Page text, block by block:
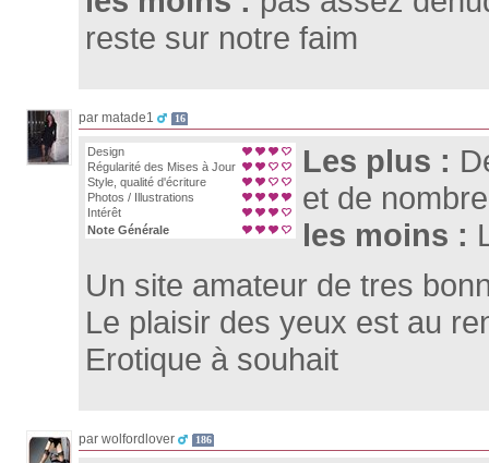
reste sur notre faim
par matade1 16
Design
Régularité des Mises à Jour
Style, qualité d'écriture
Photos / Illustrations
Intérêt
Note Générale
Les plus :
et de
les moins :
Un site amateur de tres
Le plaisir des yeux est au
Erotique à souhait
par wolfordlover 186